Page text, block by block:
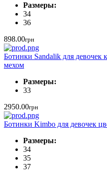
Размеры:
34
36
898.00грн
Ботинки Sandalik для девочек
мехом
Размеры:
33
2950.00грн
Ботинки Kimbo для девочек
Размеры:
34
35
37